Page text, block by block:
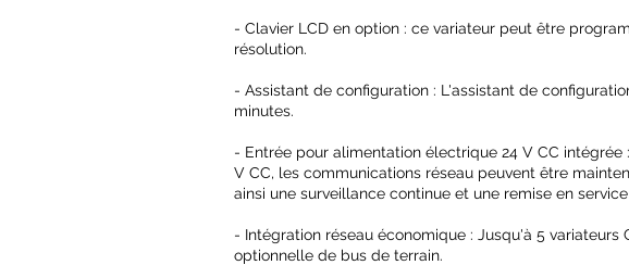
- Clavier LCD en option : ce variateur peut être
résolution.
- Assistant de configuration : L'assistant de
minutes.
- Entrée pour alimentation électrique 24 V CC
V CC, les communications réseau peuvent être
ainsi une surveillance continue et une remise en
- Intégration réseau économique : Jusqu'à 5
optionnelle de bus de terrain.